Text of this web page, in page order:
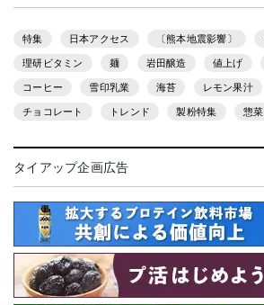
特集 日本アクセス 〔熊本地震影響〕
理研ビタミン 麺 岩田醸造 値上げ
コーヒー 雪印乳業 海苔 レモン果汁
チョコレート トレンド 製粉特集 惣菜
タイアップ企画広告